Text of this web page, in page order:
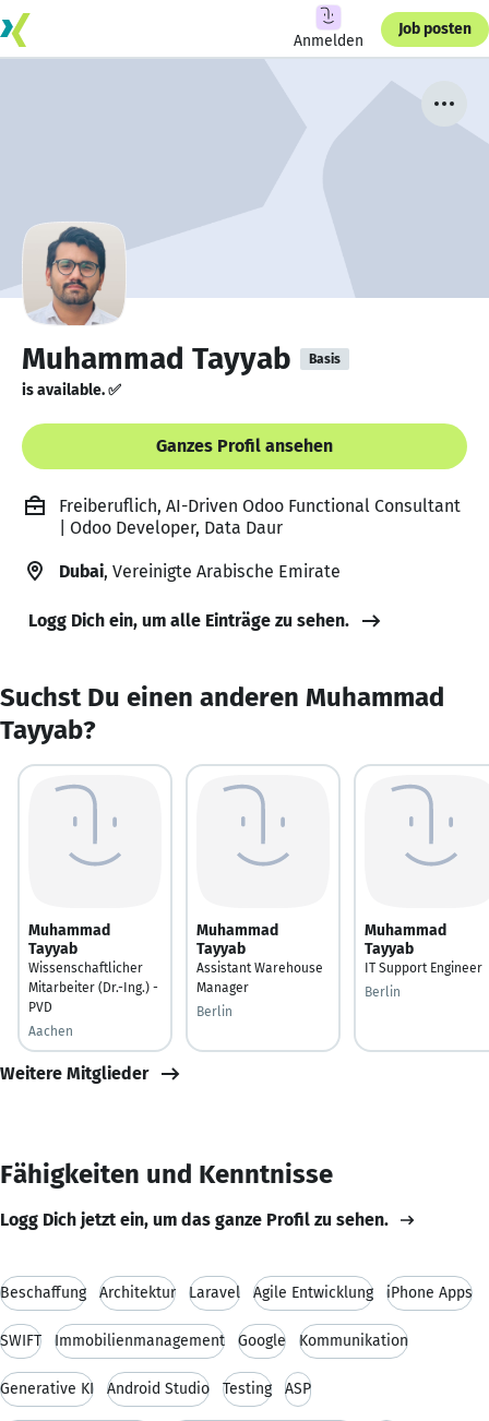
Anmelden
Job posten
Muhammad Tayyab Basis
is available. ✅
Ganzes Profil ansehen
Freiberuflich, AI-Driven Odoo Functional Consultant
| Odoo Developer, Data Daur
Dubai, Vereinigte Arabische Emirate
Logg Dich ein, um alle Einträge zu sehen.
Suchst Du einen anderen Muhammad
Tayyab?
Muhammad
Tayyab
Wissenschaftlicher
Mitarbeiter (Dr.-Ing.) -
PVD
Aachen
Muhammad
Tayyab
Assistant Warehouse
Manager
Berlin
Muhammad
Tayyab
IT Support Engineer
Berlin
Weitere Mitglieder
Fähigkeiten und Kenntnisse
Logg Dich jetzt ein, um das ganze Profil zu sehen.
Beschaffung Architektur Laravel Agile Entwicklung iPhone Apps
SWIFT Immobilienmanagement Google Kommunikation
Generative KI Android Studio Testing ASP